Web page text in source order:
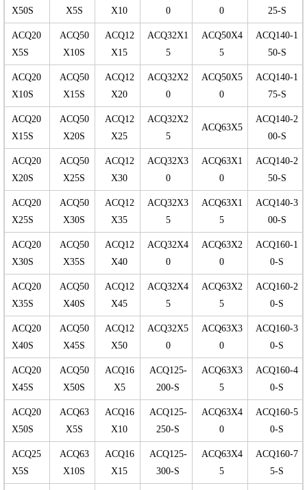
X50S
X5S
X10
0
0
25-S
ACQ20
X5S
ACQ50
X10S
ACQ12
X15
ACQ32X1
5
ACQ50X4
5
ACQ140-1
50-S
ACQ20
X10S
ACQ50
X15S
ACQ12
X20
ACQ32X2
0
ACQ50X5
0
ACQ140-1
75-S
ACQ20
X15S
ACQ50
X20S
ACQ12
X25
ACQ32X2
5
ACQ63X5
ACQ140-2
00-S
ACQ20
X20S
ACQ50
X25S
ACQ12
X30
ACQ32X3
0
ACQ63X1
0
ACQ140-2
50-S
ACQ20
X25S
ACQ50
X30S
ACQ12
X35
ACQ32X3
5
ACQ63X1
5
ACQ140-3
00-S
ACQ20
X30S
ACQ50
X35S
ACQ12
X40
ACQ32X4
0
ACQ63X2
0
ACQ160-1
0-S
ACQ20
X35S
ACQ50
X40S
ACQ12
X45
ACQ32X4
5
ACQ63X2
5
ACQ160-2
0-S
ACQ20
X40S
ACQ50
X45S
ACQ12
X50
ACQ32X5
0
ACQ63X3
0
ACQ160-3
0-S
ACQ20
X45S
ACQ50
X50S
ACQ16
X5
ACQ125-
200-S
ACQ63X3
5
ACQ160-4
0-S
ACQ20
X50S
ACQ63
X5S
ACQ16
X10
ACQ125-
250-S
ACQ63X4
0
ACQ160-5
0-S
ACQ25
X5S
ACQ63
X10S
ACQ16
X15
ACQ125-
300-S
ACQ63X4
5
ACQ160-7
5-S